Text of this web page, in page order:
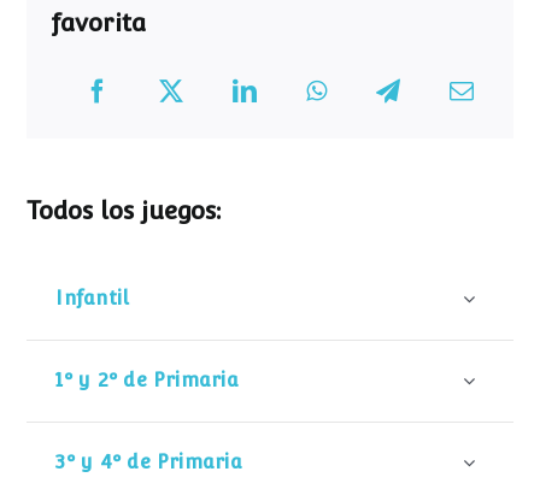
favorita
Todos los juegos:
Infantil
1º y 2º de Primaria
3º y 4º de Primaria